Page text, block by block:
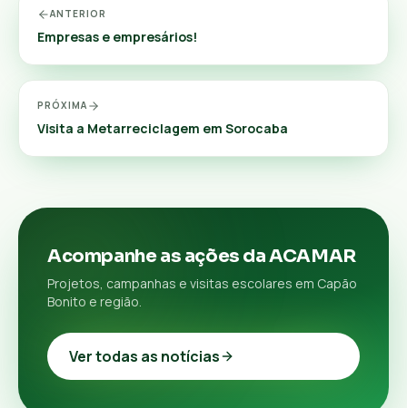
ANTERIOR
Empresas e empresários!
PRÓXIMA
Visita a Metarreciclagem em Sorocaba
Acompanhe as ações da ACAMAR
Projetos, campanhas e visitas escolares em Capão
Bonito e região.
Ver todas as notícias